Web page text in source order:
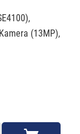
(13MP),